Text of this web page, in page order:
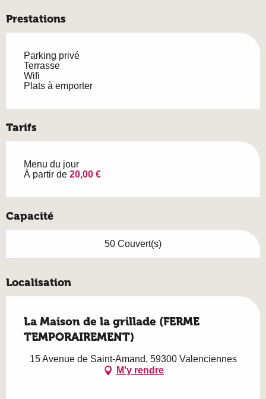
Prestations
Parking privé
Terrasse
Wifi
Plats à emporter
Tarifs
Menu du jour
À partir de 20,00 €
Capacité
50 Couvert(s)
Localisation
La Maison de la grillade (FERME
TEMPORAIREMENT)
15 Avenue de Saint-Amand, 59300 Valenciennes
M'y rendre